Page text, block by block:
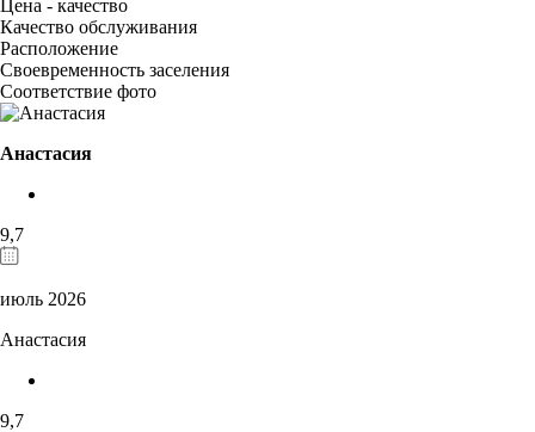
Цена - качество
Качество обслуживания
Расположение
Своевременность заселения
Соответствие фото
Анастасия
9,7
июль 2026
Анастасия
9,7